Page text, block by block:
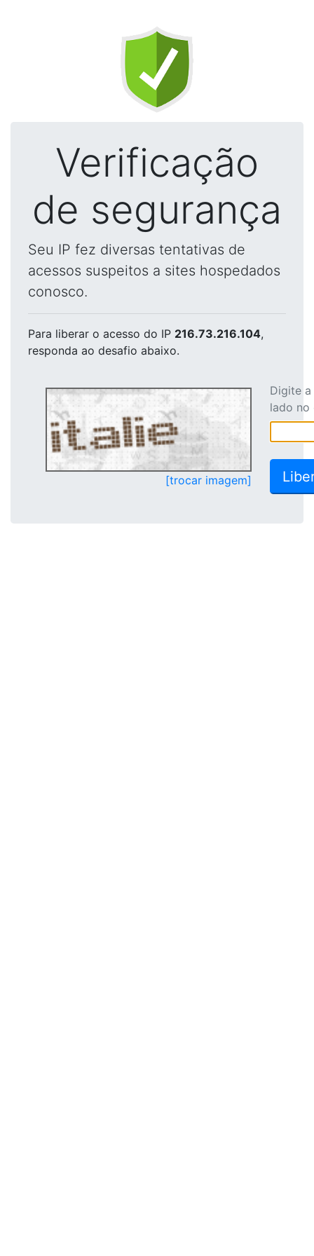
Verificação
de segurança
Seu IP fez diversas tentativas de
acessos suspeitos a sites hospedados
conosco.
Para liberar o acesso do IP 216.73.216.104,
responda ao desafio abaixo.
[trocar imagem]
Digite
lado no